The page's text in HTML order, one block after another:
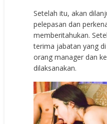
Setelah itu, akan
pelepasan dan
memberitahukan.
terima jabatan yang
orang manager dan
dilaksanakan.